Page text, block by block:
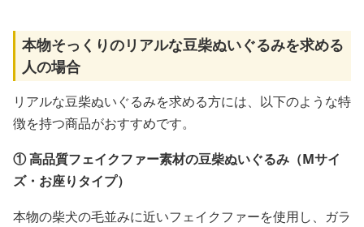
本物そっくりのリアルな豆柴ぬいぐるみを求める
人の場合
リアルな豆柴ぬいぐるみを求める方には、以下のような特
徴を持つ商品がおすすめです。
① 高品質フェイクファー素材の豆柴ぬいぐるみ（Mサイ
ズ・お座りタイプ）
本物の柴犬の毛並みに近いフェイクファーを使用し、ガラ